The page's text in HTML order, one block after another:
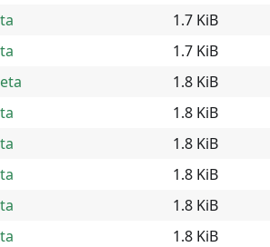
1.7 KiB
1.7 KiB
1.8 KiB
1.8 KiB
1.8 KiB
1.8 KiB
1.8 KiB
1.8 KiB